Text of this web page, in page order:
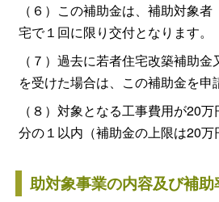
（６）この補助金は、補助対象
宅で１回に限り交付となります。
（７）過去に若者住宅改築補助
を受けた場合は、この補助金を申
（８）対象となる工事費用が20
分の１以内（補助金の上限は20万
助対象事業の内容及び補助